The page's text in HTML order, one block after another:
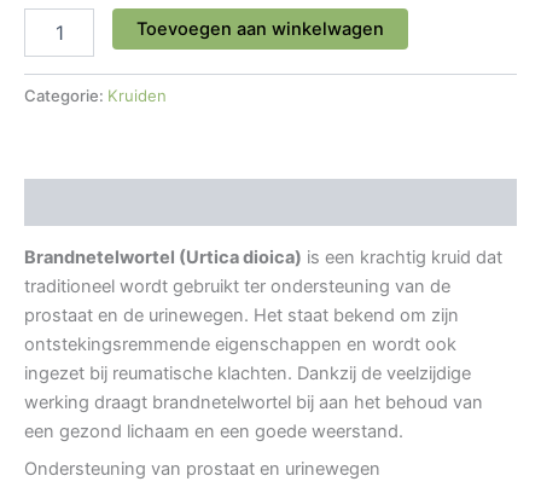
Toevoegen aan winkelwagen
Categorie: Kruiden
Brandnetelwortel (Urtica dioica) is een krachtig kruid dat
traditioneel wordt gebruikt ter ondersteuning van de
prostaat en de urinewegen. Het staat bekend om zijn
ontstekingsremmende eigenschappen en wordt ook
ingezet bij reumatische klachten. Dankzij de veelzijdige
werking draagt brandnetelwortel bij aan het behoud van
een gezond lichaam en een goede weerstand.
Ondersteuning van prostaat en urinewegen